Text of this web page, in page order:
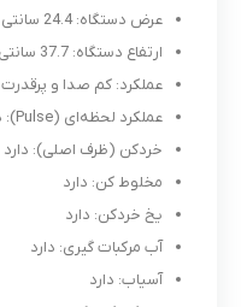
عرض دستگاه: 24.4 سانتی متر
ارتفاع دستگاه: 37.7 سانتی متر
عملکرد: کم صدا و پرقدرت
عملکرد لحظه‌ای (Pulse): دارد
خردکن (ظرف اصلی): دارد
مخلوط کن: دارد
یخ خردکن: دارد
آب مرکبات گیری: دارد
آسیاب: دارد